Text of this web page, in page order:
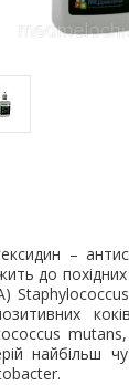
–
до похідних
найбільш